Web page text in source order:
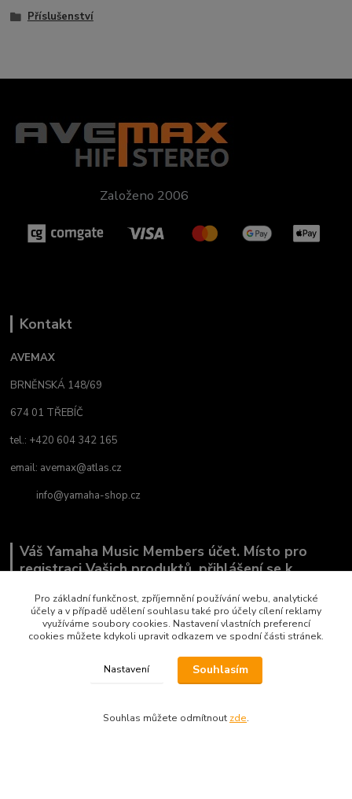
Příslušenství
Založeno 2006
Kontakt
AVEMAX
BRNĚNSKÁ 148/69
674 01 TŘEBÍČ
tel.: +420 604 342 165
email: avemax@atlas.cz
info@yamaha-shop.cz
Váš Yamaha Music Members účet. Místo pro
registraci Vašich produktů, přihlášení se k
co Vás zajímá.
Pro základní funkčnost, zpříjemnění používání webu, analytické
účely a v případě udělení souhlasu také pro účely cílení reklamy
využíváme soubory cookies. Nastavení vlastních preferencí
cookies můžete kdykoli upravit odkazem ve spodní části stránek.
Nastavení Souhlasím
Souhlas můžete odmítnout zde.